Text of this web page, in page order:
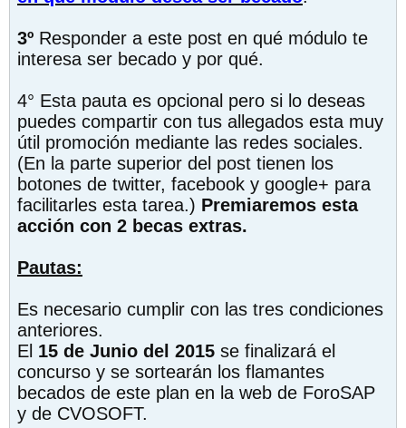
3º Responder a este post en qué módulo te
interesa ser becado y por qué.
4° Esta pauta es opcional pero si lo deseas
puedes compartir con tus allegados esta muy
útil promoción mediante las redes sociales.
(En la parte superior del post tienen los
botones de twitter, facebook y google+ para
facilitarles esta tarea.) Premiaremos esta
acción con 2 becas extras.
Pautas:
Es necesario cumplir con las tres condiciones
anteriores.
El 15 de Junio del 2015 se finalizará el
concurso y se sortearán los flamantes
becados de este plan en la web de ForoSAP
y de CVOSOFT.